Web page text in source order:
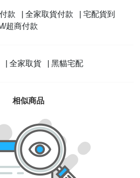
款 | 全家取貨付款
| 宅配貨到
超商付款
| 全家取貨 | 黑貓宅配
相似商品